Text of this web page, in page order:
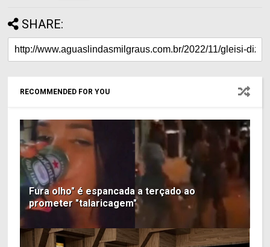
SHARE:
RECOMMENDED FOR YOU
Fura olho" é espancada a terçado ao
prometer "talaricagem"